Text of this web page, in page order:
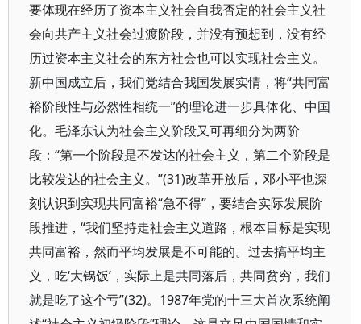
要体现在经历了资本主义社会自我否定的社会主义社
会向共产主义社会过渡阶段，并没有预想到，没有经
历过资本主义社会的东方社会也可以实现社会主义。
新中国成立后，我们党结合我国发展实情，将“共同富
裕阶段性与必然性相统一”的理论进一步具体化、中国
化。毛泽东认为社会主义阶段又可再细分为两阶
段：“第一个阶段是不发达的社会主义，第二个阶段是
比较发达的社会主义。”(31)改革开放后，邓小平也深
刻认识到实现共同富裕“急不得”，要结合实际发展阶
段推进，“我们坚持走社会主义道路，根本目标是实现
共同富裕，然而平均发展是不可能的。过去搞平均主
义，吃‘大锅饭’，实际上是共同落后，共同贫穷，我们
就是吃了这个亏”(32)。1987年党的十三大首次系统阐